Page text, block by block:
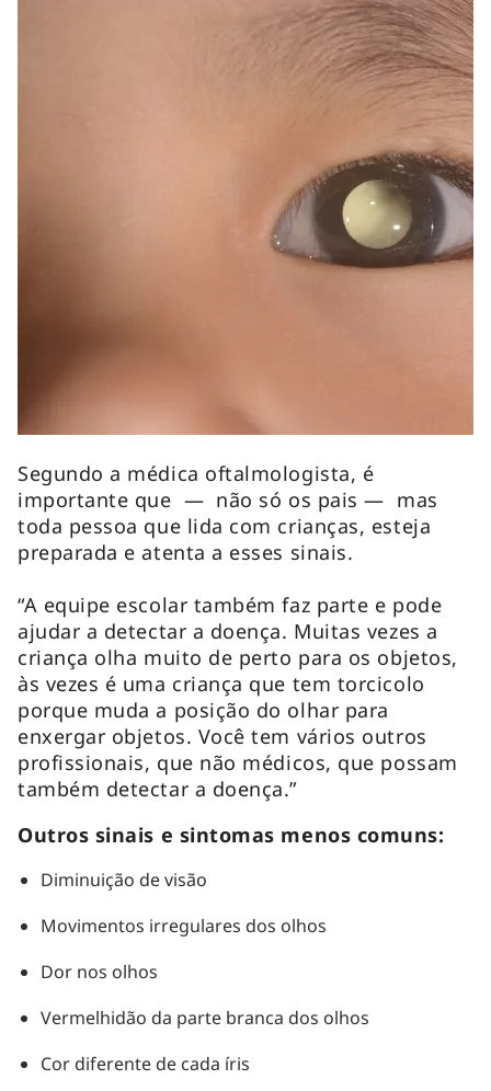
Segundo a médica oftalmologista, é
importante que — não só os pais — mas
toda pessoa que lida com crianças, esteja
preparada e atenta a esses sinais.
“A equipe escolar também faz parte e pode
ajudar a detectar a doença. Muitas vezes a
criança olha muito de perto para os objetos,
às vezes é uma criança que tem torcicolo
porque muda a posição do olhar para
enxergar objetos. Você tem vários outros
profissionais, que não médicos, que possam
também detectar a doença.”
Outros sinais e sintomas menos comuns:
Diminuição de visão
Movimentos irregulares dos olhos
Dor nos olhos
Vermelhidão da parte branca dos olhos
Cor diferente de cada íris